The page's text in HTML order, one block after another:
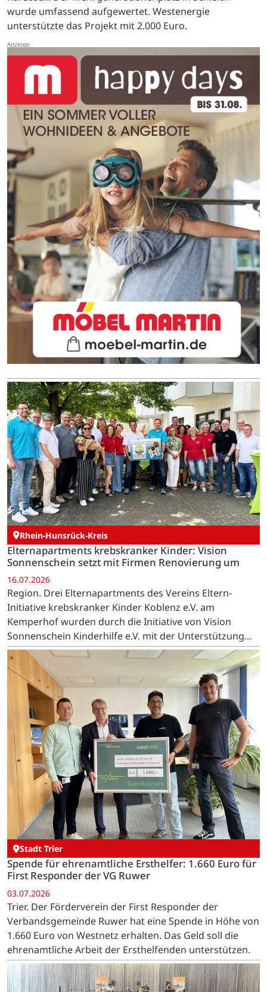
wurde umfassend aufgewertet. Westenergie
unterstützte das Projekt mit 2.000 Euro.
Rhein-Hunsrück-Kreis
Elternapartments krebskranker Kinder: Vision
Sonnenschein setzt mit Firmen Renovierung um
16.07.2026
Region. Drei Elternapartments des Vereins Eltern-
Initiative krebskranker Kinder Koblenz e.V. am
Kemperhof wurden durch die Initiative von Vision
Sonnenschein Kinderhilfe e.V. mit der Unterstützung
regionaler Unternehmen umfassend renoviert. …
Stadt Trier
Spende für ehrenamtliche Ersthelfer: 1.660 Euro für
First Responder der VG Ruwer
03.07.2026
Trier. Der Förderverein der First Responder der
Verbandsgemeinde Ruwer hat eine Spende in Höhe von
1.660 Euro von Westnetz erhalten. Das Geld soll die
ehrenamtliche Arbeit der Ersthelfenden unterstützen.